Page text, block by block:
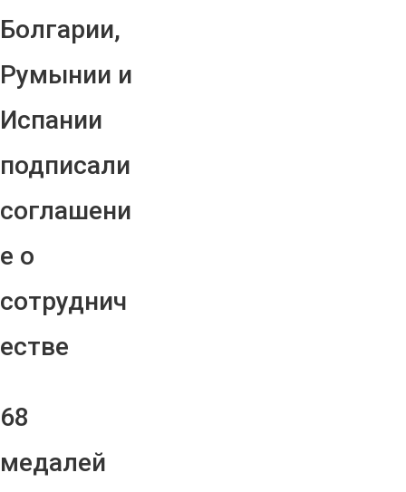
Болгарии,
Румынии и
Испании
подписали
соглашени
е о
сотруднич
естве
68
медалей